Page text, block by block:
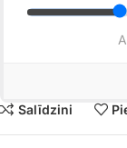
Salīdzini